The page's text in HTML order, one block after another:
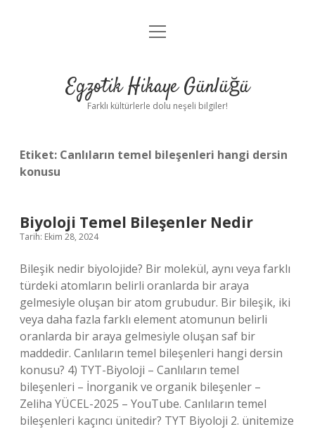
Anasayfa
Yasal Uyarı
menüyü
Egzotik Hikaye Günlüğü
Farklı kültürlerle dolu neşeli bilgiler!
Etiket: Canlıların temel bileşenleri hangi dersin
konusu
Biyoloji Temel Bileşenler Nedir
Tarih: Ekim 28, 2024
Bileşik nedir biyolojide? Bir molekül, aynı veya farklı
türdeki atomların belirli oranlarda bir araya
gelmesiyle oluşan bir atom grubudur. Bir bileşik, iki
veya daha fazla farklı element atomunun belirli
oranlarda bir araya gelmesiyle oluşan saf bir
maddedir. Canlıların temel bileşenleri hangi dersin
konusu? 4) TYT-Biyoloji – Canlıların temel
bileşenleri – İnorganik ve organik bileşenler –
Zeliha YÜCEL-2025 – YouTube. Canlıların temel
bileşenleri kaçıncı ünitedir? TYT Biyoloji 2. ünitemize